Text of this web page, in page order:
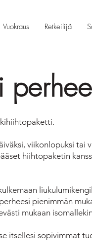
Vuokraus Retkeilijä
viikonlopuksi tai
hiihtopaketin
pienimmän
mukaan
itsellesi sopivimmat